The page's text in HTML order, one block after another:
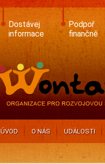
Dostávej
informace
Podpoř
finančně
ÚVOD O NÁS UDÁLOSTI